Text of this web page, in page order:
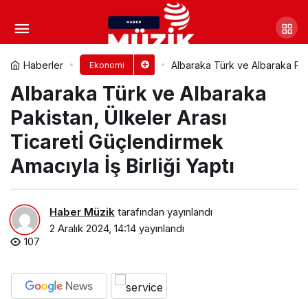
Haberler Ekonomi Albaraka Türk ve Albaraka
Albaraka Türk ve Albaraka
Pakistan, Ülkeler Arası
Ticaretİ Güçlendirmek
Amacıyla İş Birliği Yaptı
Haber Müzik tarafından yayınlandı
2 Aralık 2024, 14:14 yayınlandı
107
Decathlon, düşük karbon
ekonomisine odaklandı
Yorum Yap